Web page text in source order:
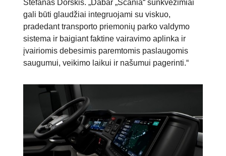
Stefanas Dorskis. „Dabar „Scania“ sunkvežimiai
gali būti glaudžiai integruojami su viskuo,
pradedant transporto priemonių parko valdymo
sistema ir baigiant faktine vairavimo aplinka ir
įvairiomis debesimis paremtomis paslaugomis
saugumui, veikimo laikui ir našumui pagerinti.“